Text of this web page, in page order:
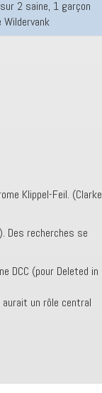
2 saine, 1 garçon
Klippel-Feil. (Clarke
Des recherches se
DCC (pour Deleted in
un rôle central